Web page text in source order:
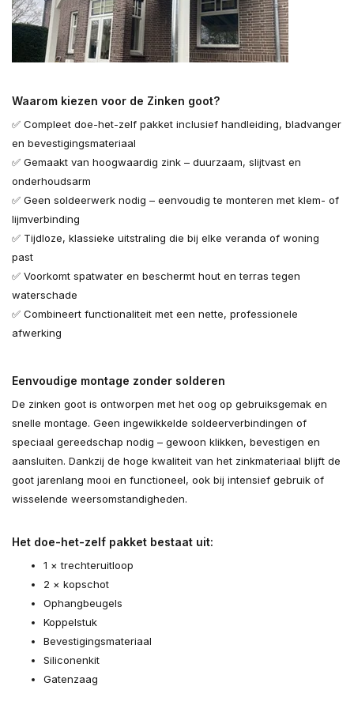
Waarom kiezen voor de Zinken goot?
✅ Compleet doe-het-zelf pakket inclusief handleiding, bladvanger
en bevestigingsmateriaal
✅ Gemaakt van hoogwaardig zink – duurzaam, slijtvast en
onderhoudsarm
✅ Geen soldeerwerk nodig – eenvoudig te monteren met klem- of
lijmverbinding
✅ Tijdloze, klassieke uitstraling die bij elke veranda of woning
past
✅ Voorkomt spatwater en beschermt hout en terras tegen
waterschade
✅ Combineert functionaliteit met een nette, professionele
afwerking
Eenvoudige montage zonder solderen
De zinken goot is ontworpen met het oog op gebruiksgemak en
snelle montage. Geen ingewikkelde soldeerverbindingen of
speciaal gereedschap nodig – gewoon klikken, bevestigen en
aansluiten. Dankzij de hoge kwaliteit van het zinkmateriaal blijft de
goot jarenlang mooi en functioneel, ook bij intensief gebruik of
wisselende weersomstandigheden.
Het doe-het-zelf pakket bestaat uit:
1 × trechteruitloop
2 × kopschot
Ophangbeugels
Koppelstuk
Bevestigingsmateriaal
Siliconenkit
Gatenzaag